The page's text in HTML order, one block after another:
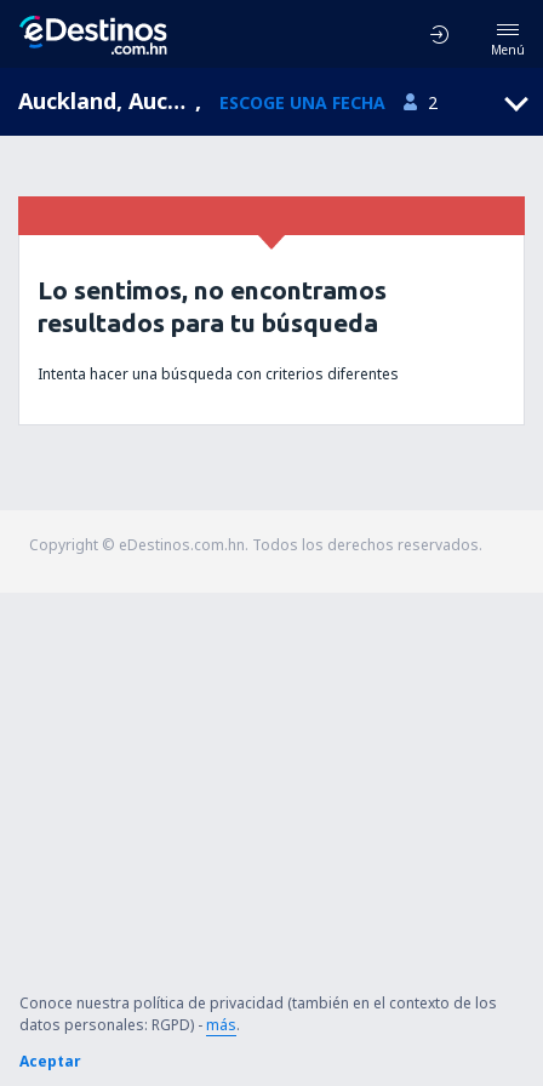
Menú
Auckland, Auckland Region, Nueva Zelanda , ESCOGE UNA FECHA 2
Lo sentimos, no encontramos
resultados para tu búsqueda
Intenta hacer una búsqueda con criterios diferentes
Copyright © eDestinos.com.hn. Todos los derechos reservados.
Conoce nuestra política de privacidad (también en el contexto de los
datos personales: RGPD) -más.
Aceptar